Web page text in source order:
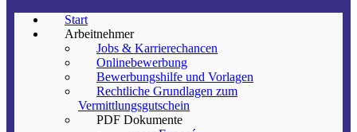
Start
Arbeitnehmer
Jobs & Karrierechancen
Onlinebewerbung
Bewerbungshilfe und Vorlagen
Rechtliche Grundlagen zum
Vermittlungsgutschein
PDF Dokumente